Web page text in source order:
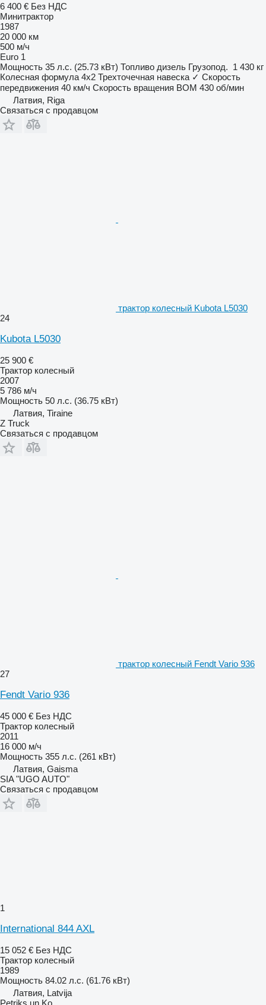
6 400 € Без НДС
Минитрактор
1987
20 000 км
500 м/ч
Euro 1
Мощность 35 л.с. (25.73 кВт) Топливо дизель Грузопод. 1 430 кг
Колесная формула 4x2 Трехточечная навеска ✓ Скорость
передвижения 40 км/ч Скорость вращения ВОМ 430 об/мин
Латвия, Riga
Связаться с продавцом
трактор колесный Kubota L5030
24
Kubota L5030
25 900 €
Трактор колесный
2007
5 786 м/ч
Мощность 50 л.с. (36.75 кВт)
Латвия, Tiraine
Z Truck
Связаться с продавцом
трактор колесный Fendt Vario 936
27
Fendt Vario 936
45 000 € Без НДС
Трактор колесный
2011
16 000 м/ч
Мощность 355 л.с. (261 кВт)
Латвия, Gaisma
SIA "UGO AUTO"
Связаться с продавцом
1
International 844 AXL
15 052 € Без НДС
Трактор колесный
1989
Мощность 84.02 л.с. (61.76 кВт)
Латвия, Latvija
Petriks un Ko